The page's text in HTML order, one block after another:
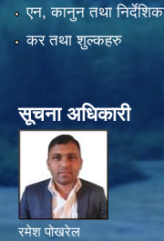
एन, कानुन तथा
कर तथा शुल्कहरु
सूचना अधिकारी
रमेश पोखरेल